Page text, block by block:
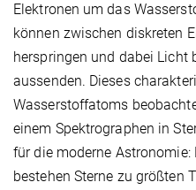
Elektronen um das
können zwischen diskreten
herspringen und dabei Licht
aussenden. Dieses
Wasserstoffatoms
einem Spektrographen in
für die moderne Astronomie:
bestehen Sterne zu größten